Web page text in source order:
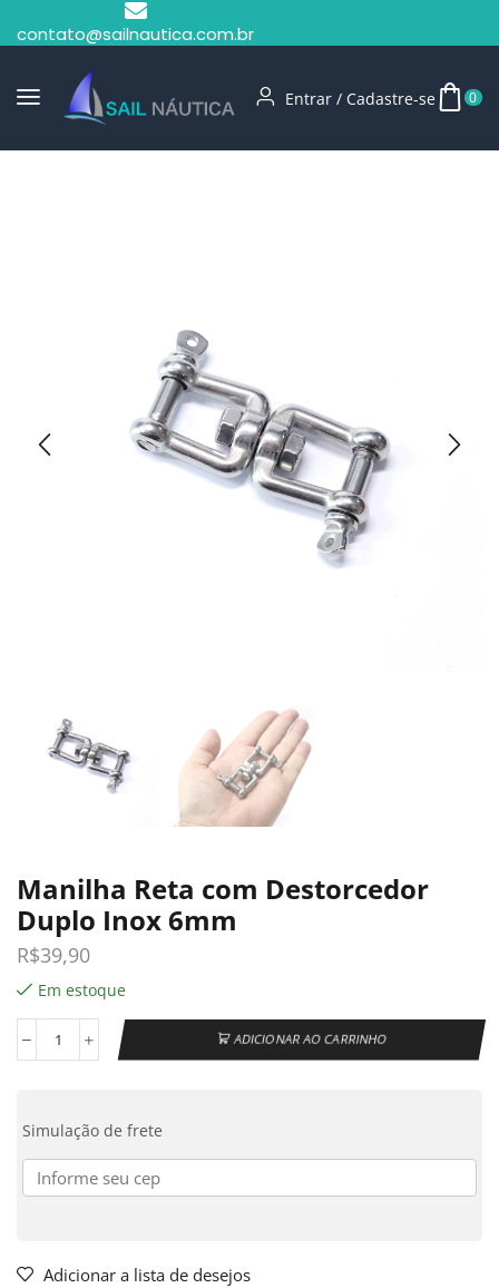
contato@sailnautica.com.br
Entrar / Cadastre-se 0
Manilha Reta com Destorcedor
Duplo Inox 6mm
R$39,90
Em estoque
ADICIONAR AO CARRINHO
Simulação de frete
Adicionar a lista de desejos